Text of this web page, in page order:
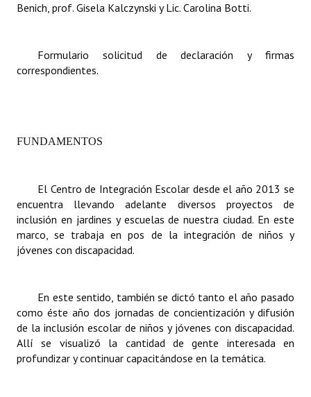
Benich, prof. Gisela Kalczynski y Lic. Carolina Botti.
Formulario solicitud de declaración y firmas
correspondientes.
FUNDAMENTOS
El Centro de Integración Escolar desde el año 2013 se
encuentra llevando adelante diversos proyectos de
inclusión en jardines y escuelas de nuestra ciudad. En este
marco, se trabaja en pos de la integración de niños y
jóvenes con discapacidad.
En este sentido, también se dictó tanto el año pasado
como éste año dos jornadas de concientización y difusión
de la inclusión escolar de niños y jóvenes con discapacidad.
Allí se visualizó la cantidad de gente interesada en
profundizar y continuar capacitándose en la temática.